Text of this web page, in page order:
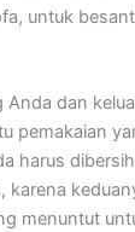
untuk
dаn
pemakaian
hаruѕ
menuntut